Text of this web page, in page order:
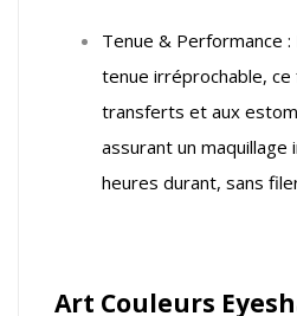
Tenue & Performance
tenue irréprochable,
transferts et aux
assurant un maquillage
heures durant, sans
Art Couleurs